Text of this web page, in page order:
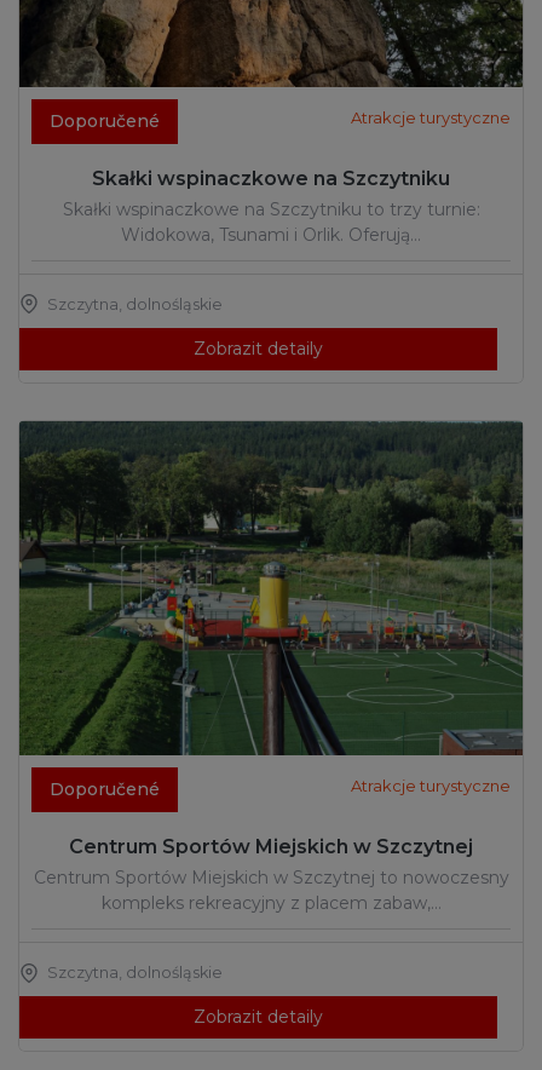
Doporučené Atrakcje turystyczne
Skałki wspinaczkowe na Szczytniku
Skałki wspinaczkowe na Szczytniku to trzy turnie:
Widokowa, Tsunami i Orlik. Oferują…
Szczytna dolnośląskie
Zobrazit detaily
Doporučené Atrakcje turystyczne
Centrum Sportów Miejskich w Szczytnej
Centrum Sportów Miejskich w Szczytnej to nowoczesny
kompleks rekreacyjny z placem zabaw,…
Szczytna, dolnośląskie
Zobrazit detaily